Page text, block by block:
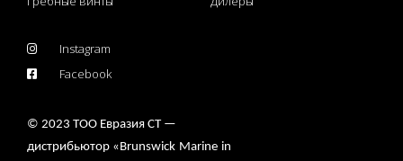
Instagram
Facebook
© 2023 ТОО Евразия СТ —
дистрибьютор «Brunswick Marine in